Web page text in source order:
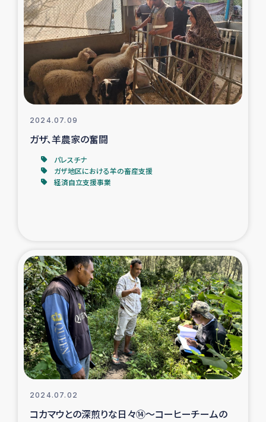
タイ国境ミャンマー移民子ども支援
漁民によるマングローブ植林活動
レバノンでのシリア難民への食糧・越冬支援
レバノンにおける緊急支援
レバノンでのシリア難民への教育支援事業
レバノンでのシリア難民・レバノン人への農業支援
石巻市街地在宅被災者支援
復興応援隊の活動
仮設住宅生活支援・農業復興支援
漁業復興支援
2024.07.09
ガザ、羊農家の奮闘
パレスチナ
ガザ地区における羊の畜産支援
経済自立支援事業
2024.07.02
コカマウとの深煎りな日々⑭～コーヒーチームの